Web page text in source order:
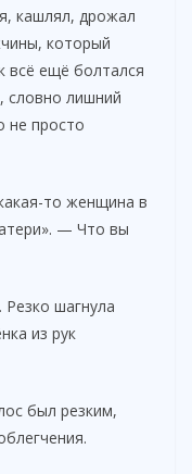
кашлял, дрожал
который
всё ещё болтался
словно лишний
не просто
то женщина в
— Что вы
Резко шагнула
из рук
был резким,